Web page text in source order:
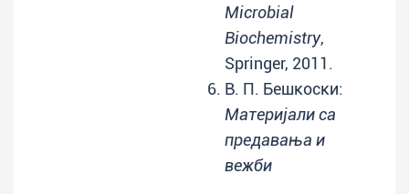
Microbial
Biochemistry,
Springer, 2011.
В. П. Бешкоски:
Материјали са
предавања и
вежби